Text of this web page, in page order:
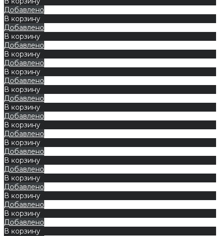
Добавлено
В корзину
Добавлено
В корзину
Добавлено
В корзину
Добавлено
В корзину
Добавлено
В корзину
Добавлено
В корзину
Добавлено
В корзину
Добавлено
В корзину
Добавлено
В корзину
Добавлено
В корзину
Добавлено
В корзину
Добавлено
В корзину
Добавлено
В корзину